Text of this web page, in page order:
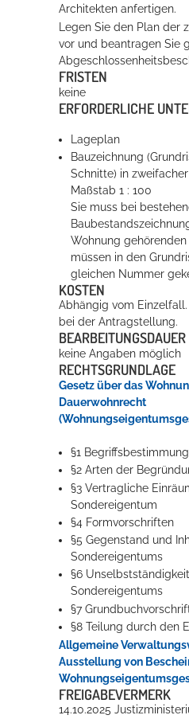
Architekten anfertigen.
Legen Sie den Plan der
vor und beantragen Sie
FRISTEN
keine
ERFORDERLICHE
Lageplan
Bauzeichnung
Schnitte) in
Maßstab 1 : 100
Sie muss bei
Wohnung
müssen in den
gleichen Nummer
KOSTEN
Abhängig vom
bei der Antragstellung.
BEARBEITUNGSDAUER
keine Angaben möglich
RECHTSGRUNDLAGE
Gesetz über das
Dauerwohnrecht
§1
§2 Arten der
§3 Vertragliche
Sondereigentum
§4 Formvorschriften
§5 Gegenstand und
Sondereigentums
§6
Sondereigentums
§7
§8 Teilung durch den
Allgemeine
Ausstellung von
FREIGABEVERMERK
14.10.2025